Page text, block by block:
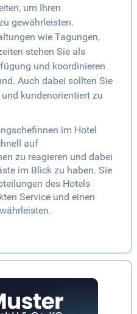
um Ihren
gewährleisten.
wie Tagungen,
stehen Sie als
und koordinieren
Auch dabei sollten Sie
kundenorientiert zu
im Hotel
auf
zu reagieren und dabei
im Blick zu haben. Sie
des Hotels
Service und einen